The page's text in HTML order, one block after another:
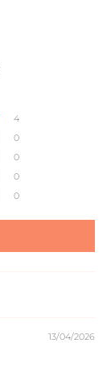
4
0
0
0
0
13/04/2026